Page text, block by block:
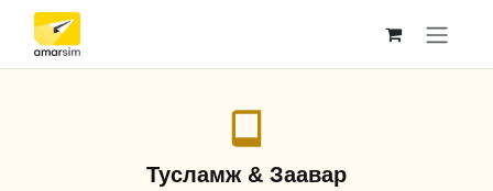
Skip to Content
Тусламж & Заавар